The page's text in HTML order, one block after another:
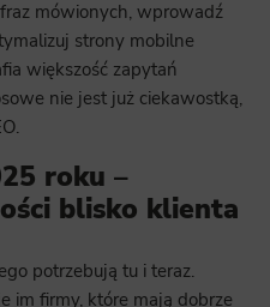
mówionych, wprowadź
strony mobilne
większość zapytań
nie jest już ciekawostką,
roku –
blisko klienta
potrzebują tu i teraz.
im firmy, które mają dobrze